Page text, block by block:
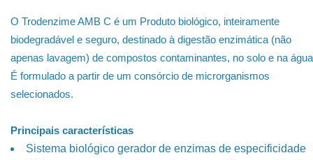
O Trodenzime AMB C é um Produto biológico, inteiramente
biodegradável e seguro, destinado à digestão enzimática (não
apenas lavagem) de compostos contaminantes, no solo e na
É formulado a partir de um consórcio de microrganismos
selecionados.
Principais características
Sistema biológico gerador de enzimas de especificidade